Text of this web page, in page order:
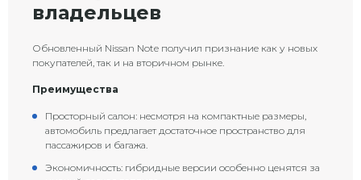
владельцев
Обновленный Nissan Note получил признание как у новых
покупателей, так и на вторичном рынке.
Преимущества
Просторный салон: несмотря на компактные размеры,
автомобиль предлагает достаточное пространство для
пассажиров и багажа.
Экономичность: гибридные версии особенно ценятся за